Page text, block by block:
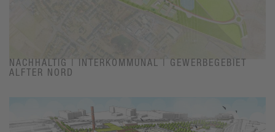
NACHHALTIG | INTERKOMMUNAL | GEWERBEGEBIET
ALFTER NORD